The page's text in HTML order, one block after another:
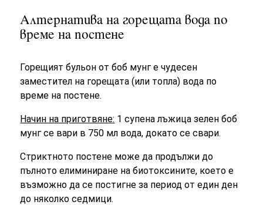
Алтернатива на горещата вода по
време на постене
Горещият бульон от боб мунг е чудесен
заместител на горещата (или топла) вода по
време на постене.
Начин на приготвяне: 1 супена лъжица зелен боб
мунг се вари в 750 мл вода, докато се свари.
Стриктното постене може да продължи до
пълното елиминиране на биотоксините, което е
възможно да се постигне за период от един ден
до няколко седмици.